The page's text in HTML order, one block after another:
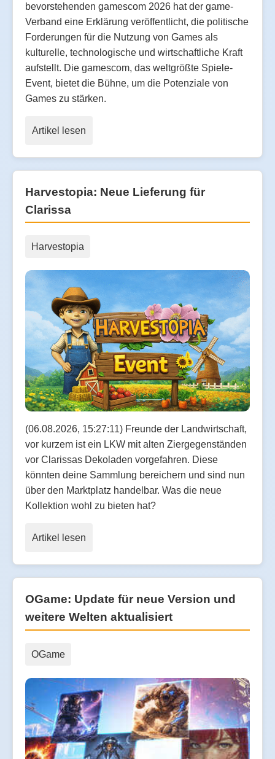
bevorstehenden gamescom 2026 hat der game-
Verband eine Erklärung veröffentlicht, die politische
Forderungen für die Nutzung von Games als
kulturelle, technologische und wirtschaftliche Kraft
aufstellt. Die gamescom, das weltgrößte Spiele-
Event, bietet die Bühne, um die Potenziale von
Games zu stärken.
Artikel lesen
Harvestopia: Neue Lieferung für
Clarissa
Harvestopia
(06.08.2026, 15:27:11) Freunde der Landwirtschaft,
vor kurzem ist ein LKW mit alten Ziergegenständen
vor Clarissas Dekoladen vorgefahren. Diese
könnten deine Sammlung bereichern und sind nun
über den Marktplatz handelbar. Was die neue
Kollektion wohl zu bieten hat?
Artikel lesen
OGame: Update für neue Version und
weitere Welten aktualisiert
OGame